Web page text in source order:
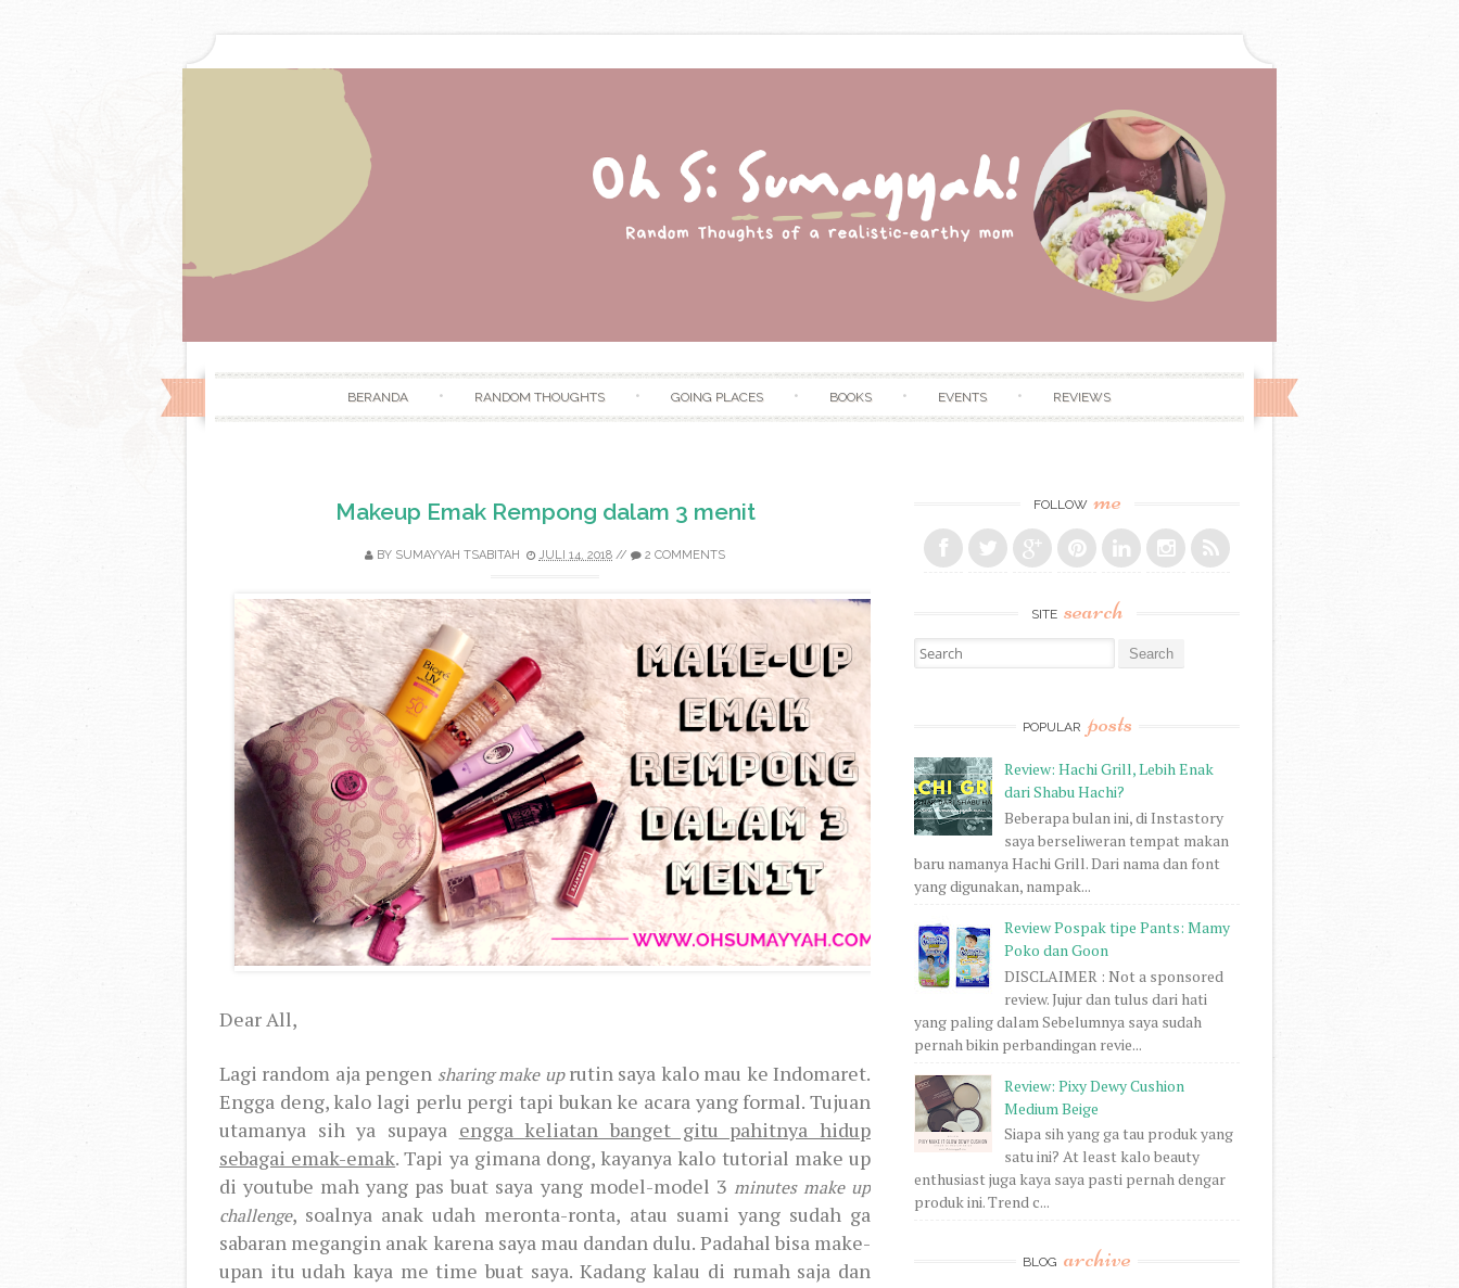
BERANDA RANDOM THOUGHTS GOING PLACES BOOKS EVENTS REVIEWS
Makeup Emak Rempong dalam 3 menit
BY SUMAYYAH TSABITAH JULI 14, 2018 // 2 COMMENTS
Dear All,
Lagi random aja pengen sharing make uprutin saya kalo mau ke Indomaret.
Engga deng, kalo lagi perlu pergi tapi bukan ke acara yang formal. Tujuan
utamanya sih ya supaya engga keliatan banget gitu pahitnya hidup
sebagai emak-emak. Tapi ya gimana dong, kayanya kalo tutorial make up
di youtube mah yang pas buat saya yang model-model 3 minutes make up
challenge, soalnya anak udah meronta-ronta, atau suami yang sudah ga
sabaran megangin anak karena saya mau dandan dulu. Padahal bisa make-
upan itu udah kaya me time buat saya. Kadang kalau di rumah saja dan
FOLLOW me
SITE search
Search for:
POPULAR posts
Review: Hachi Grill, Lebih Enak
dari Shabu Hachi?
Beberapa bulan ini, di Instastory
saya berseliweran tempat makan
baru namanya Hachi Grill. Dari nama dan font
yang digunakan, nampak...
Review Pospak tipe Pants: Mamy
Poko dan Goon
DISCLAIMER : Not a sponsored
review. Jujur dan tulus dari hati
yang paling dalam Sebelumnya saya sudah
pernah bikin perbandingan revie...
Review: Pixy Dewy Cushion
Medium Beige
Siapa sih yang ga tau produk yang
satu ini? At least kalo beauty
enthusiast juga kaya saya pasti pernah dengar
produk ini. Trend c...
BLOG archive